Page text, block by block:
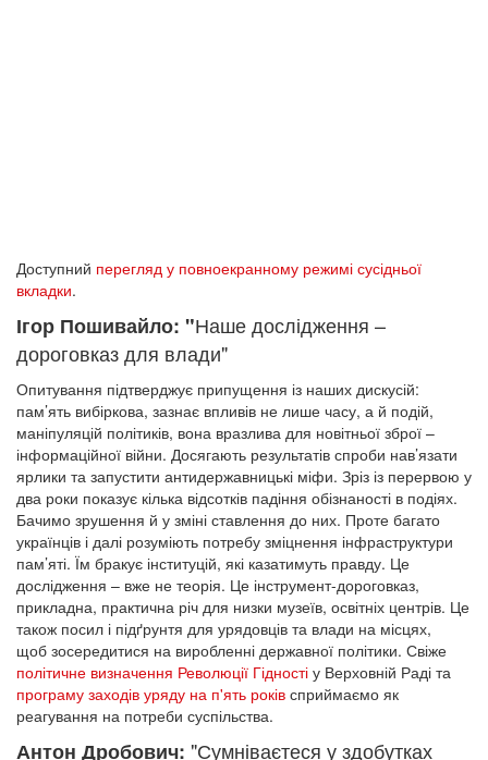
Доступний перегляд у повноекранному режимі сусідньої
вкладки.
Ігор Пошивайло: "Наше дослідження –
дороговказ для влади"
Опитування підтверджує припущення із наших дискусій:
пам’ять вибіркова, зазнає впливів не лише часу, а й подій,
маніпуляцій політиків, вона вразлива для новітньої зброї –
інформаційної війни. Досягають результатів спроби нав’язати
ярлики та запустити антидержавницькі міфи. Зріз із перервою у
два роки показує кілька відсотків падіння обізнаності в подіях.
Бачимо зрушення й у зміні ставлення до них. Проте багато
українців і далі розуміють потребу зміцнення інфраструктури
пам’яті. Їм бракує інституцій, які казатимуть правду. Це
дослідження – вже не теорія. Це інструмент-дороговказ,
прикладна, практична річ для низки музеїв, освітніх центрів. Це
також посил і підґрунтя для урядовців та влади на місцях,
щоб зосередитися на виробленні державної політики. Свіже
політичне визначення Революції Гідності у Верховній Раді та
програму заходів уряду на п'ять років сприймаємо як
реагування на потреби суспільства.
Антон Дробович: "Сумніваєтеся у здобутках